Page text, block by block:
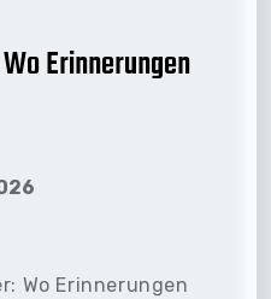
Erinnerungen
Wo Erinnerungen